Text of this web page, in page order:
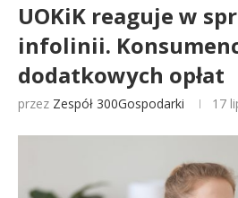
UOKiK reaguje w
infolinii.
dodatkowych opłat
przez Zespół 300Gospodarki 17